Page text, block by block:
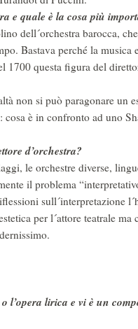
e quale è la cosa più
dell´orchestra barocca,
Bastava perché la musica
1700 questa figura del
non si può paragonare un
è in confronto ad uno
d’orchestra?
le orchestre diverse,
il problema
sull´interpretazione
per l´attore teatrale ma
l’opera lirica e vi è un